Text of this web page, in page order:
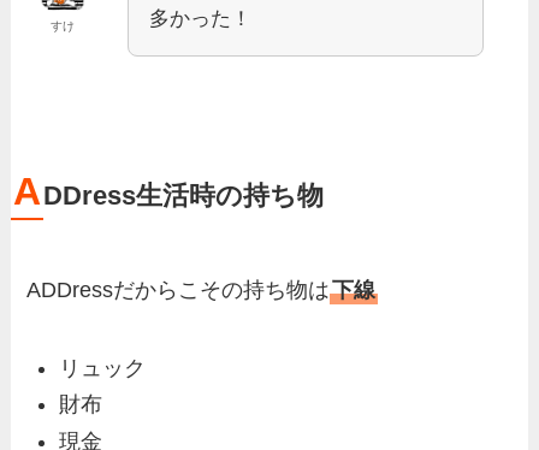
すけ
多かった！
ADDress生活時の持ち物
ADDressだからこその持ち物は下線
リュック
財布
現金